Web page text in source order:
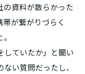
の資料が散らかった
が繋がりづらく
ていたか」と聞い
い質問だったし、